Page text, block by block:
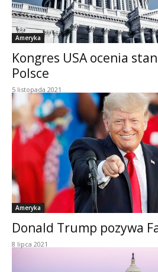
Ameryka
Kongres USA ocenia
Polsce
5 listopada 2021
Ameryka
Donald Trump pozywa
8 lipca 2021